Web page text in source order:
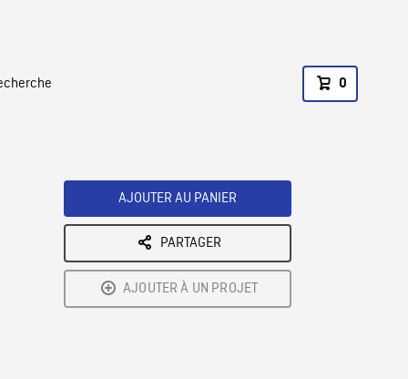
0
AJOUTER AU PANIER
PARTAGER
AJOUTER À UN PROJET